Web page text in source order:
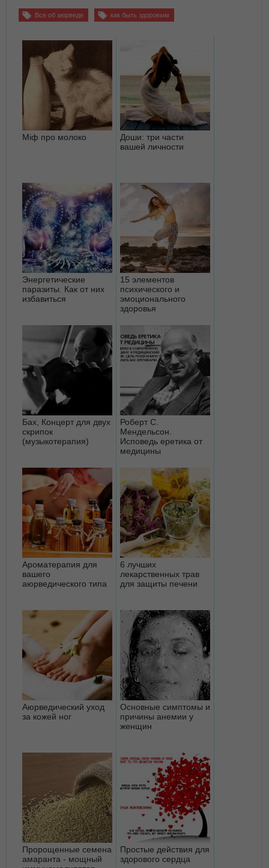
Все об аюрведе как быть здоровым
Міф про молоко
Доши: три части
вашей личности
Энергетические
паразиты. Как от них
избавиться
15 элементов
психического и
эмоционального
здоровья
Бах, Концерт для двух
скрипок
(музыкотерапия)
Роберт С.
Мендельсон.
Исповедь еретика от
медицины
Ароматерапия для
вашего
аюрведического типа
6 лучших
лекарственных трав
для защиты печени
Аюрведический уход
за кожей ног
Основные симптомы и
причины анемии у
женщин
Пророщенные семена
амаранта - мощный
Простые действия для
здорового сердца